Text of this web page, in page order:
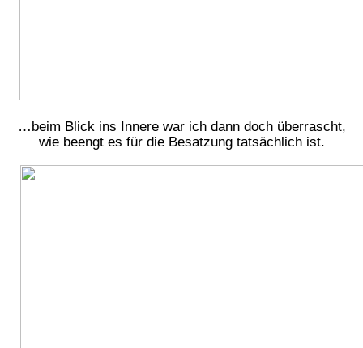
…beim Blick ins Innere war ich dann doch überrascht,
wie beengt es für die Besatzung tatsächlich ist.